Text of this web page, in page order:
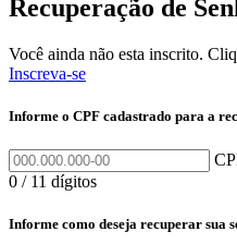
Recuperação de
Você ainda não esta inscrito.
Inscreva-se
Informe o CPF cadastrado para a
0 / 11 dígitos
Informe como deseja recuperar sua